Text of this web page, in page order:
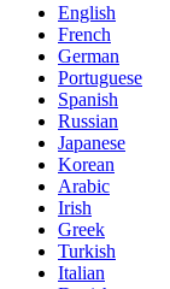
English
French
German
Portuguese
Spanish
Russian
Japanese
Korean
Arabic
Irish
Greek
Turkish
Italian